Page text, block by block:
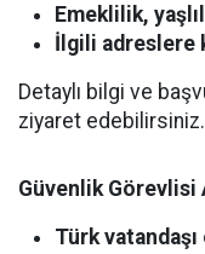
Emeklilik,
İlgili adreslere
Detaylı bilgi ve
ziyaret edebilirsiniz.
Güvenlik Görevlisi
Türk